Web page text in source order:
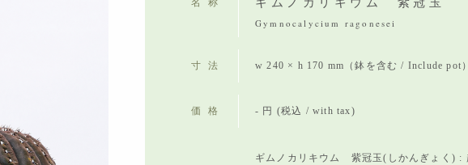
名称
Gymnocalycium ragonesei
寸法 w 240 × h 170 mm（鉢を含む / Include pot）
価格 - 円 (税込 / with tax)
ギムノカリキウム 紫冠玉(しかんぎょく) :